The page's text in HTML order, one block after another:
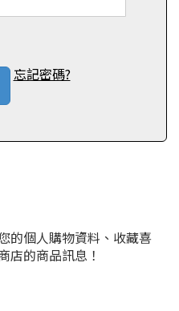
忘記密碼?
的個人購物資料、收藏喜
店的商品訊息！